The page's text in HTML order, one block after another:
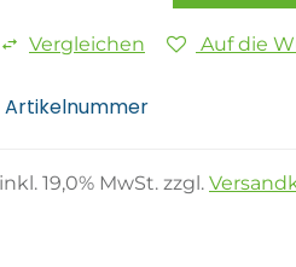
Vergleichen Auf die
Artikelnummer
inkl. 19,0% MwSt. zzgl.